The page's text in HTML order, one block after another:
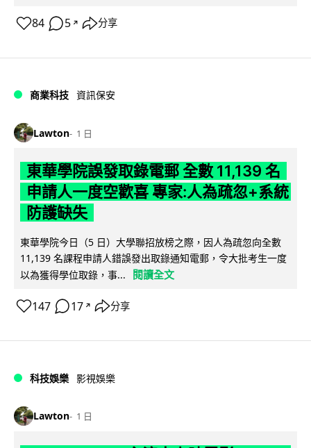
84 5 ↗ 分享
商業科技 資訊保安
Lawton 1 日
東華學院誤發取錄電郵 全數 11,139 名
申請人一度空歡喜 專家:人為疏忽+系統
防護缺失
東華學院今日（5 日）大學聯招放榜之際，因人為疏忽向全數
11,139 名課程申請人錯誤發出取錄通知電郵，令大批考生一度
以為獲得學位取錄，事...
閱讀全文
147 17 ↗ 分享
科技娛樂 影視娛樂
Lawton 1 日